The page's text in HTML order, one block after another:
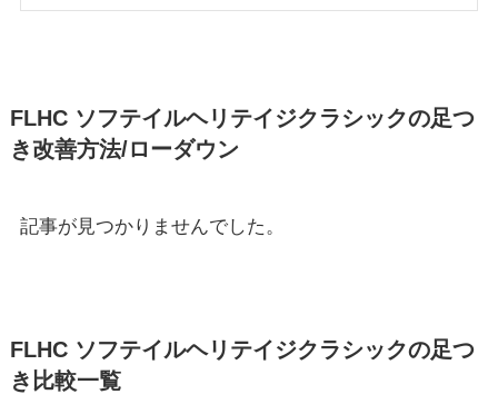
FLHC ソフテイルヘリテイジクラシックの足つ
き改善方法/ローダウン
記事が見つかりませんでした。
FLHC ソフテイルヘリテイジクラシックの足つ
き比較一覧